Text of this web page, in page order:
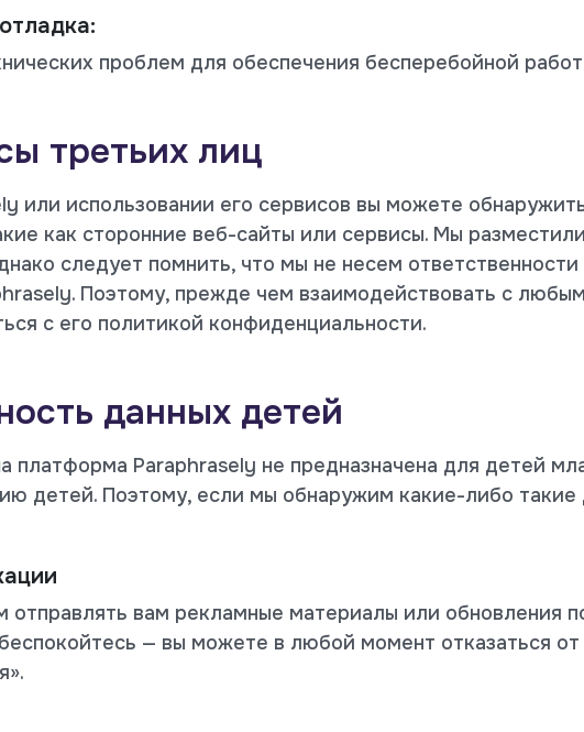
проблем для обеспечения бесперебойной
третьих лиц
или использовании его сервисов вы можете
как сторонние веб-сайты или сервисы. Мы
следует помнить, что мы не несем
Поэтому, прежде чем взаимодействовать с
с его политикой конфиденциальности.
данных детей
платформа Paraphrasely не предназначена для детей
детей. Поэтому, если мы обнаружим какие-либо
вам рекламные материалы или обновления
— вы можете в любой момент отказаться